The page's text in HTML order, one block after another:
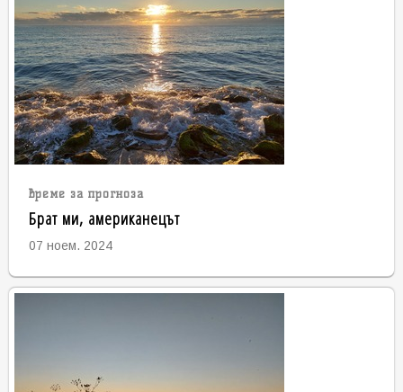
време за прогноза
Брат ми, американецът
07 ноем. 2024